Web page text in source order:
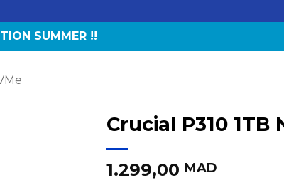
SUMMER !!
Crucial P310 1TB
1.299,00 MAD